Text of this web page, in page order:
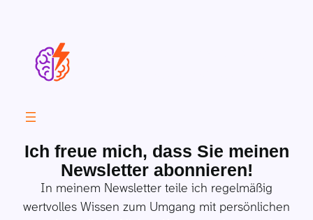
Ich freue mich, dass Sie meinen
Newsletter abonnieren!
In meinem Newsletter teile ich regelmäßig
wertvolles Wissen zum Umgang mit persönlichen